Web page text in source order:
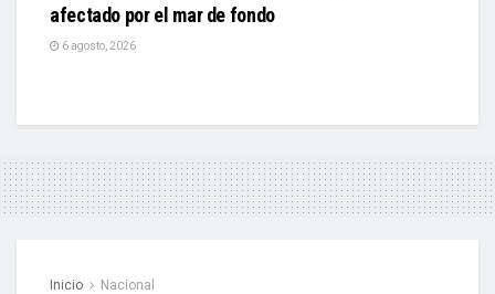
afectado por el mar de fondo
6 agosto, 2026
Inicio Nacional